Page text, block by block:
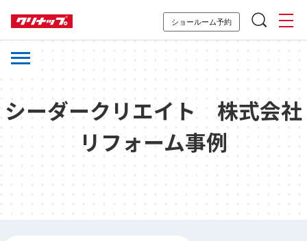
ショールーム予約
シーダークリエイト 株式会社
リフォーム事例